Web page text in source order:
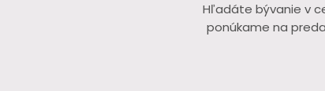
Hľadáte bývanie v
ponúkame na